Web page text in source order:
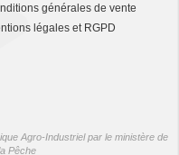
générales de vente
légales et RGPD
Agro-Industriel par le ministère de
Pêche